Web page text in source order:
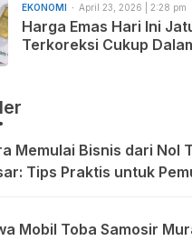
EKONOMI April 23, 2026 | 2:28 pm
Harga Emas Hari Ini
Terkoreksi Cukup
Memulai Bisnis dari Nol
Tips Praktis untuk
Mobil Toba Samosir